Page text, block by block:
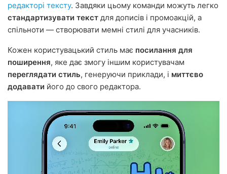
редакторі тексту. Завдяки цьому команди можуть легко
стандартизувати текст для дописів і промоакцій, а
спільноти — створювати мемні стилі для учасників.
Кожен користувацький стиль має посилання для
поширення, яке дає змогу іншим користувачам
переглядати стиль, генеруючи приклади, і миттєво
додавати його до свого редактора.